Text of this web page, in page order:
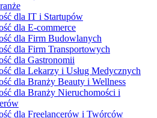
dla IT i Startupów
dla E-commerce
dla Firm Budowlanych
dla Firm Transportowych
dla Gastronomii
dla Lekarzy i Usług Medycznych
dla Branży Beauty i Wellness
dla Branży Nieruchomości i
dla Freelancerów i Twórców